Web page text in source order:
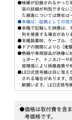
●映像が記録されなかった
容の詳細が判別できない
た損害については弊社は
●本機は、証拠としての効
●本機で記録した映像は、
利を侵害する場合があり
●本機装着時、ケーブル、
●ドアの開閉によりG（衝
●熱線や車両部品が映像に
ュボード、トノカバーや
部環境により映像画質や
●LED式信号機は目に見え
される場合があります。
断願います。LED式信号
●価格は取付費を含
考価格です。